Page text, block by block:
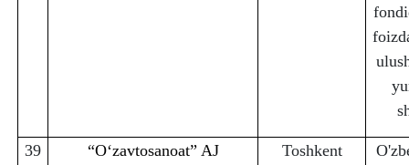
39 “Oʻzavtosanoat” AJ
Toshkent